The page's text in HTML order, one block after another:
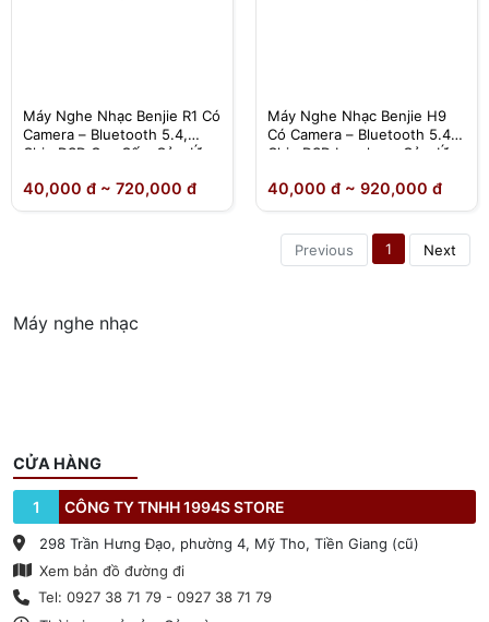
Máy Nghe Nhạc Benjie R1 Có
Camera – Bluetooth 5.4,
Chip DSD Cao Cấp, Cảm Ứng
40,000 đ ~ 720,000 đ
Máy Nghe Nhạc Benjie H9
Có Camera – Bluetooth 5.4,
Chip DSD Lossless, Cảm Ứng
40,000 đ ~ 920,000 đ
Previous 1 Next
Máy nghe nhạc
CỬA HÀNG
1 CÔNG TY TNHH 1994S STORE
298 Trần Hưng Đạo, phường 4, Mỹ Tho, Tiền Giang (cũ)
Xem bản đồ đường đi
Tel: 0927 38 71 79 - 0927 38 71 79